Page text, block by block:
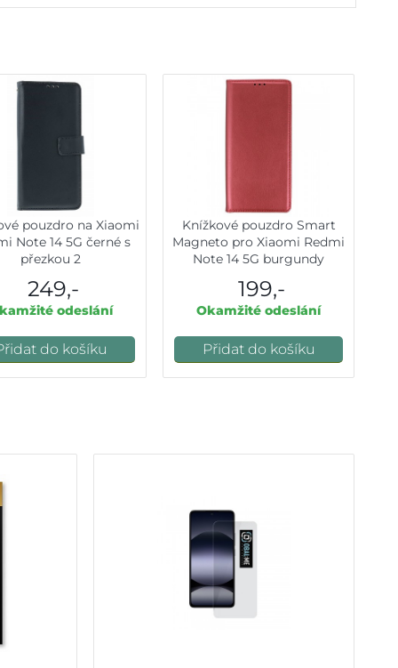
pouzdro na Xiaomi
Note 14 5G černé s
přezkou 2
249,-
odeslání
do košíku
Knížkové pouzdro Smart
Magneto pro Xiaomi Redmi
Note 14 5G burgundy
199,-
Okamžité odeslání
Přidat do košíku